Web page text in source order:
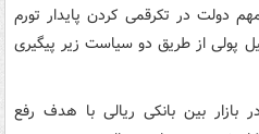
دولت در تک­رقمی کردن پایدار تورم
پولی از طریق دو سیاست زیر پیگیری
بازار بین بانکی ریالی با هدف رفع